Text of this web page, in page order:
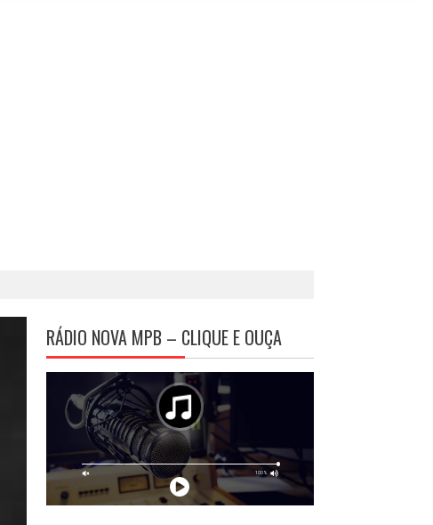
RÁDIO NOVA MPB – CLIQUE E OUÇA